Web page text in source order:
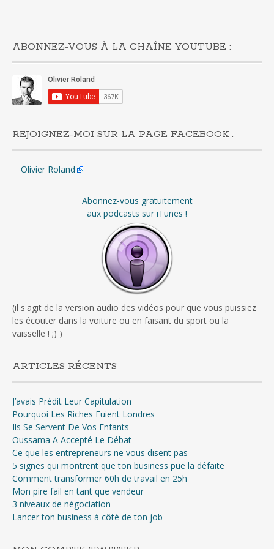
ABONNEZ-VOUS À LA CHAÎNE YOUTUBE :
REJOIGNEZ-MOI SUR LA PAGE FACEBOOK :
Olivier Roland
Abonnez-vous gratuitement
aux podcasts sur iTunes !
(il s'agit de la version audio des vidéos pour que vous puissiez
les écouter dans la voiture ou en faisant du sport ou la
vaisselle ! ;) )
ARTICLES RÉCENTS
J’avais Prédit Leur Capitulation
Pourquoi Les Riches Fuient Londres
Ils Se Servent De Vos Enfants
Oussama A Accepté Le Débat
Ce que les entrepreneurs ne vous disent pas
5 signes qui montrent que ton business pue la défaite
Comment transformer 60h de travail en 25h
Mon pire fail en tant que vendeur
3 niveaux de négociation
Lancer ton business à côté de ton job